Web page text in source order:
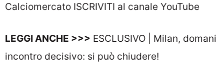
Calciomercato ISCRIVITI al canale YouTube
LEGGI ANCHE >>> ESCLUSIVO | Milan, domani
incontro decisivo: si può chiudere!